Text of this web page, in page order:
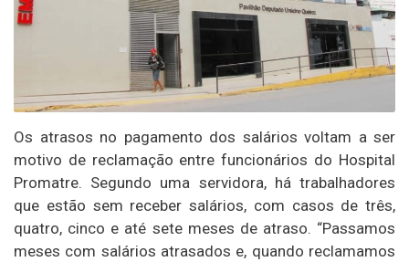
Os atrasos no pagamento dos salários voltam a ser
motivo de reclamação entre funcionários do Hospital
Promatre. Segundo uma servidora, há trabalhadores
que estão sem receber salários, com casos de três,
quatro, cinco e até sete meses de atraso. “Passamos
meses com salários atrasados e, quando reclamamos